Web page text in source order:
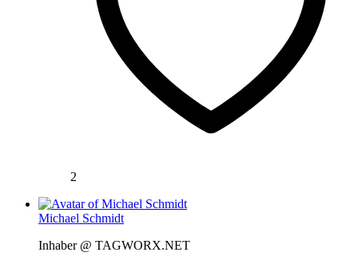
2
Michael Schmidt
Inhaber @ TAGWORX.NET